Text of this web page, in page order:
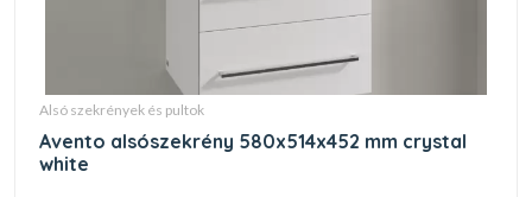
alsó szekrények és pultok
avento alsószekrény 580x514x452 mm crystal
white